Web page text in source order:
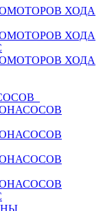
ХОДА
ХОДА
ХОДА